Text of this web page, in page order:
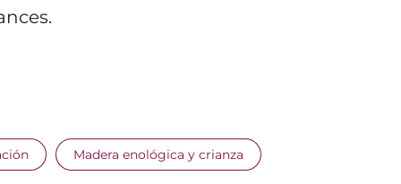
Madera enológica y crianza